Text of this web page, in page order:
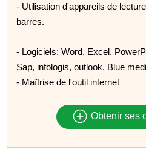
- Utilisation d'appareils de
barres.
- Logiciels: Word, Excel,
Sap, infologis, outlook, Blue
- Maîtrise de l'outil internet
Obtenir ses